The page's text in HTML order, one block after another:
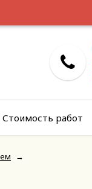
Стоимость работ
→